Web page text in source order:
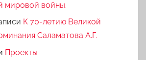
мировой войны.
К 70-летию Великой
Саламатова А.Г.
Проекты